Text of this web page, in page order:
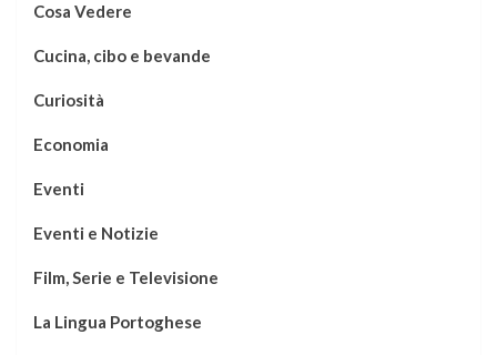
Cosa Vedere
Cucina, cibo e bevande
Curiosità
Economia
Eventi
Eventi e Notizie
Film, Serie e Televisione
La Lingua Portoghese